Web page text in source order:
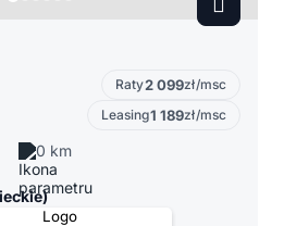
Raty2 099zł/msc
Leasing1 189zł/msc
0 km